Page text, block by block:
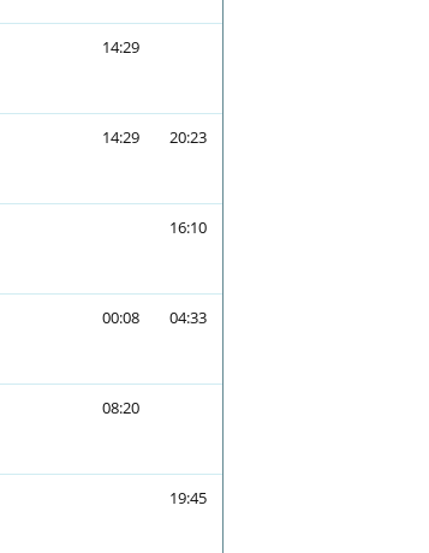
14:29
14:29 20:23
16:10
00:08 04:33
08:20
19:45